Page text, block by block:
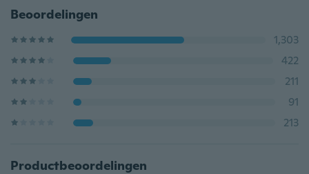
Beoordelingen
1,303
422
211
91
213
Productbeoordelingen